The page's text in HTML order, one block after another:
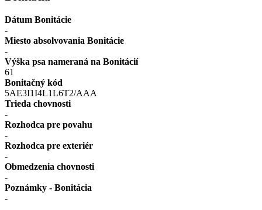
Dátum Bonitácie
-
Miesto absolvovania Bonitácie
-
Výška psa nameraná na Bonitácií
61
Bonitačný kód
5AE3I1I4L1L6T2/AAA
Trieda chovnosti
-
Rozhodca pre povahu
-
Rozhodca pre exteriér
-
Obmedzenia chovnosti
-
Poznámky - Bonitácia
-